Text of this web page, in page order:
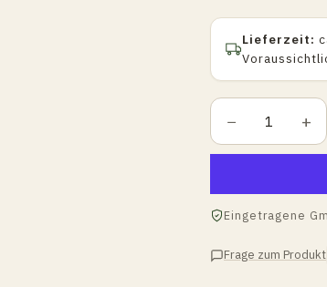
Lieferzeit:
− +
Eingetragene
Frage zum Produkt